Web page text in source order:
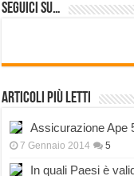
Seguici su…
Articoli più letti
Assicurazione Ape
7 Gennaio 2014 5
In quali Paesi è